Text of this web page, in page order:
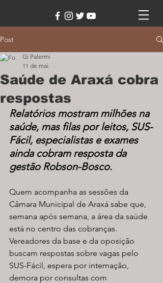
Post
Saúde de Araxá cobra
respostas
Gi Palermi
11 de mai.
Relatórios mostram milhões na
saúde, mas filas por leitos, SUS-
Fácil, especialistas e exames
ainda cobram resposta da
gestão Robson-Bosco.
Quem acompanha as sessões da
Câmara Municipal de Araxá sabe que,
semana após semana, a área da saúde
está no centro das cobranças.
Vereadores da base e da oposição
buscam respostas sobre vagas pelo
SUS-Fácil, espera por internação,
demora por consultas com